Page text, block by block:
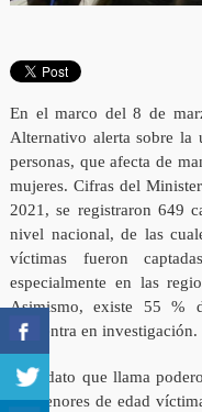
En el marco del 8 de
Alternativo alerta sobre la
personas, que afecta de
mujeres. Cifras del
2021, se registraron 649
nivel nacional, de las
víctimas fueron
especialmente en las
Asimismo, existe 55 %
encuentra en investigación.
Otro dato que llama
de menores de edad